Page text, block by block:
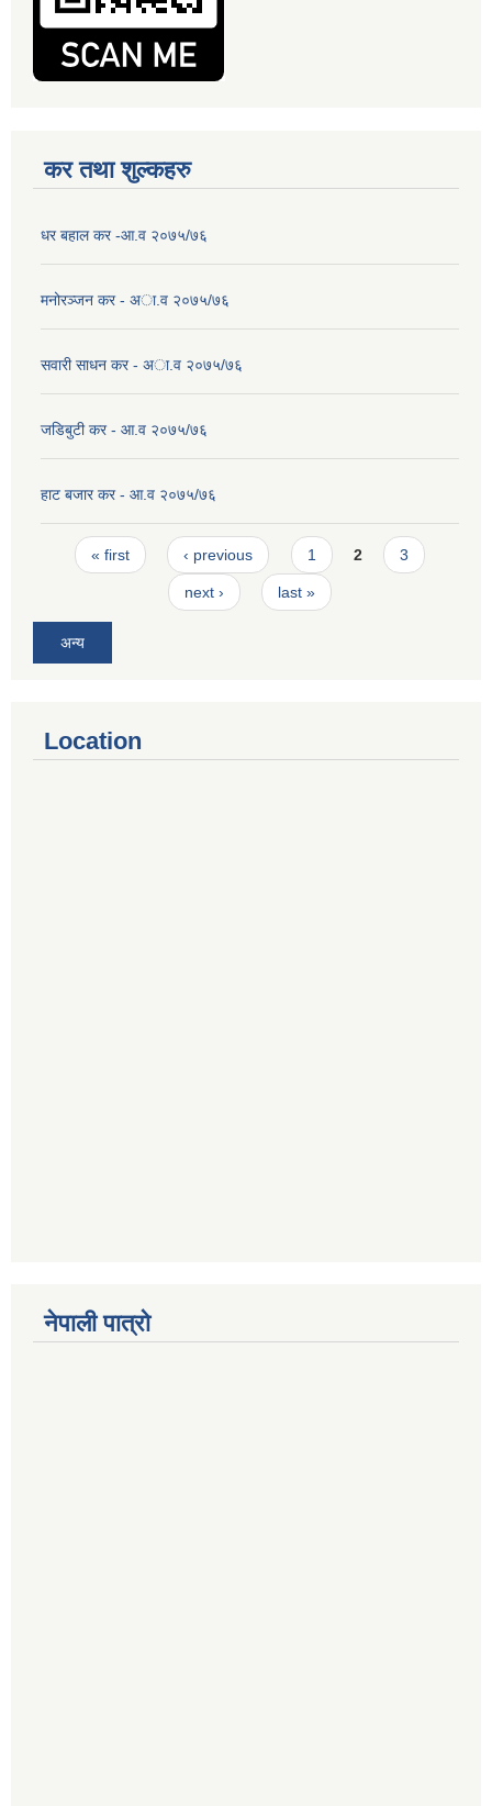
कर तथा शुल्कहरु
धर बहाल कर -आ.व २०७५/७६
मनोरञ्जन कर - अा.व २०७५/७६
सवारी साधन कर - अा.व २०७५/७६
जडिबुटी कर - आ.व २०७५/७६
हाट बजार कर - आ.व २०७५/७६
Pages
« first ‹ previous 1 2 3
next › last »
अन्य
Location
नेपाली पात्रो